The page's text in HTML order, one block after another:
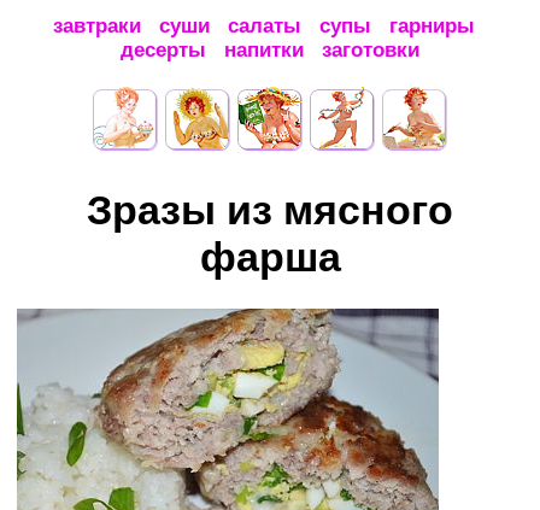
завтраки суши салаты супы
гарниры
десерты
напитки заготовки
Зразы из мясного
фарша